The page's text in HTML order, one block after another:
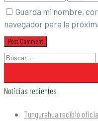
Guarda mi nombre,
navegador para la
Noticias recientes
Tungurahua recibió